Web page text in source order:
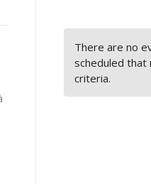
There are no
scheduled that
criteria.